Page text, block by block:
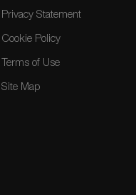
Privacy Statement
Cookie Policy
Terms of Use
Site Map